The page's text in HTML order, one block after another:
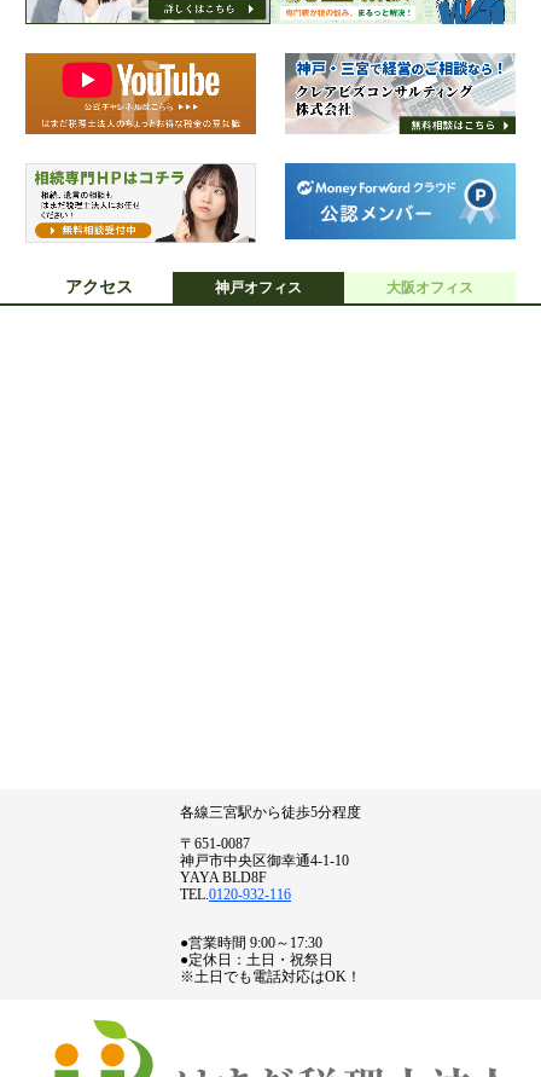
アクセス 神戸オフィス 大阪オフィス
各線三宮駅から徒歩5分程度
〒651-0087
神戸市中央区御幸通4-1-10
YAYA BLD8F
TEL.0120-932-116
●営業時間 9:00～17:30
●定休日：土日・祝祭日
※土日でも電話対応はOK！